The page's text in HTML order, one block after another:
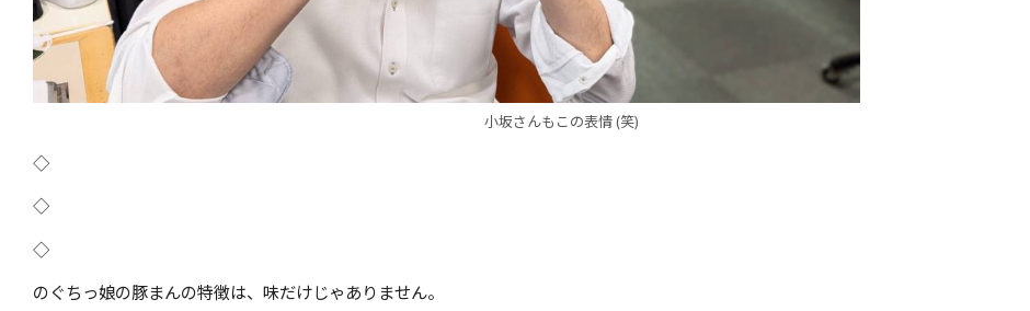
小坂さんもこの表情 (笑)
◇
◇
◇
のぐちっ娘の豚まんの特徴は、味だけじゃありません。